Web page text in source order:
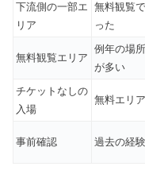
下流側の一部エ
リア
無料観覧
った
無料観覧エリア
例年の場
が多い
チケットなしの
入場
無料エリ
事前確認 過去の経